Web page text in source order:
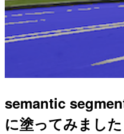
semantic
に塗ってみました